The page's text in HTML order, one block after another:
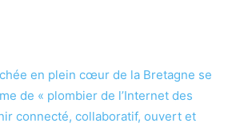
en plein cœur de la Bretagne se
de « plombier de l’Internet des
connecté, collaboratif, ouvert et